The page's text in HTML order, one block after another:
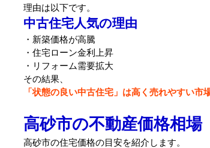
理由は以下です。
中古住宅人気の理由
・新築価格が高騰
・住宅ローン金利上昇
・リフォーム需要拡大
その結果、
「状態の良い中古住宅」は高く売れやすい市
高砂市の不動産価格相場
高砂市の住宅価格の目安を紹介します。